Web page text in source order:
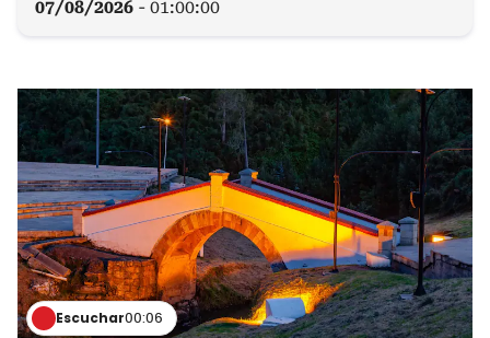
07/08/2026 - 01:00:00
Escuchar00:06